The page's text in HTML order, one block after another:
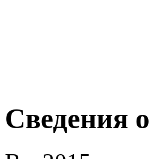
Сведения о